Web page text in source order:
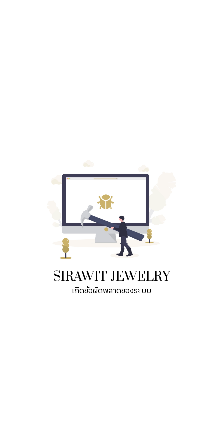
SIRAWIT JEWELRY
เกิดข้อผิดพลาดของระบบ